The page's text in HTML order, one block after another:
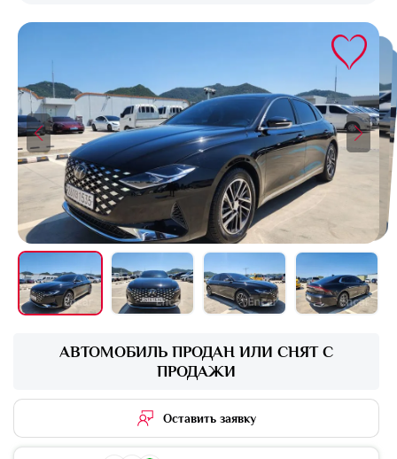
АВТОМОБИЛЬ ПРОДАН ИЛИ СНЯТ С
ПРОДАЖИ
Оставить заявку